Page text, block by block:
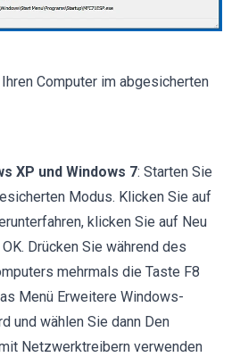
Computer im abgesicherten
XP und Windows 7: Starten Sie
Modus. Klicken Sie auf
klicken Sie auf Neu
Drücken Sie während des
mehrmals die Taste F8
Menü Erweitere Windows-
und wählen Sie dann Den
Netzwerktreibern verwenden